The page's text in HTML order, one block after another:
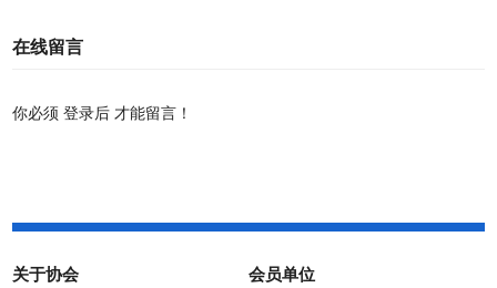
在线留言
你必须登录后 才能留言！
关于协会 会员单位